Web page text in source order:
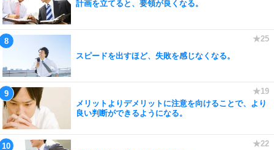
計画を立てると、要領が良くなる。
スピードを出すほど、失敗を感じなくなる。
メリットよりデメリットに注意を向けることで、より
良い判断ができるようになる。